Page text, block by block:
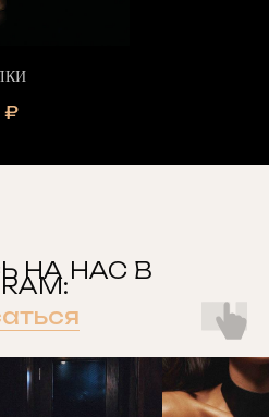
₽
НА НАС В